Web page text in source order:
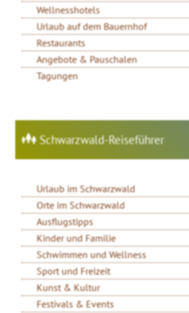
Wellnesshotels
Urlaub auf dem Bauernhof
Restaurants
Angebote & Pauschalen
Tagungen
Schwarzwald-Reiseführer
Urlaub im Schwarzwald
Orte im Schwarzwald
Ausflugstipps
Kinder und Familie
Schwimmen und Wellness
Sport und Freizeit
Kunst & Kultur
Festivals & Events